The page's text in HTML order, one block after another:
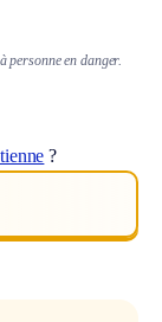
personne en danger.
?